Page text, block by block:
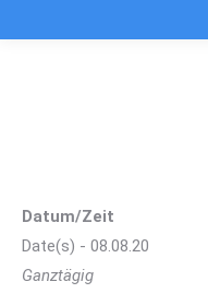
Datum/Zeit
Date(s) - 08.08.20
Ganztägig